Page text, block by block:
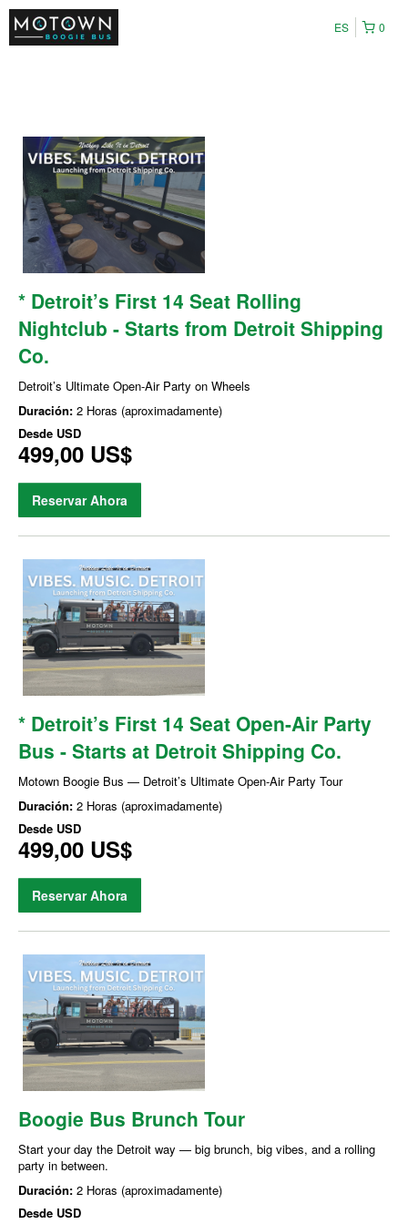
0
ES
* Detroit’s First 14 Seat Rolling
Nightclub - Starts from Detroit Shipping
Co.
Detroit’s Ultimate Open-Air Party on Wheels
Duración: 2 Horas (aproximadamente)
Desde USD
499,00 US$
Reservar Ahora
* Detroit’s First 14 Seat Open-Air Party
Bus - Starts at Detroit Shipping Co.
Motown Boogie Bus — Detroit’s Ultimate Open-Air Party Tour
Duración: 2 Horas (aproximadamente)
Desde USD
499,00 US$
Reservar Ahora
Boogie Bus Brunch Tour
Start your day the Detroit way — big brunch, big vibes, and a rolling
party in between.
Duración: 2 Horas (aproximadamente)
Desde USD